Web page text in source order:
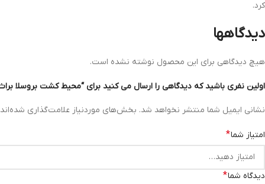
کرد.
دیدگاهها
هیچ دیدگاهی برای این محصول نوشته نشده است.
اولین نفری باشید که دیدگاهی را ارسال می کنید برای “محیط کشت بروسلا براث
نشانی ایمیل شما منتشر نخواهد شد. بخش‌های موردنیاز علامت‌گذاری
امتیاز شما*
دیدگاه شما*